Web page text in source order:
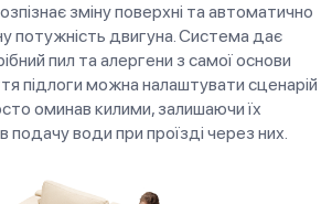
зміну поверхні та автоматично
потужність двигуна. Система дає
пил та алергени з самої основи
підлоги можна налаштувати сценарій
оминав килими, залишаючи їх
подачу води при проїзді через них.